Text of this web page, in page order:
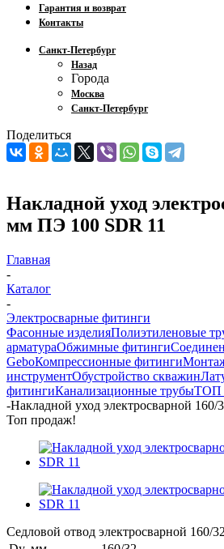
Гарантия и возврат
Контакты
Санкт-Петербург
Назад
Города
Москва
Санкт-Петербург
Поделиться
Накладной уход
мм ПЭ 100 SDR 11
Главная
-
Каталог
-
Электросварные фитинги
Фасонные изделияПолиэтиленовые
арматураОбжимные фитинги
GeboКомпрессионные фитинги
инструментОбустройство скважин
фитингиКанализационные трубыТОП
-Накладной уход электросварной
Топ продаж!
Седловой отвод электросварной 160/